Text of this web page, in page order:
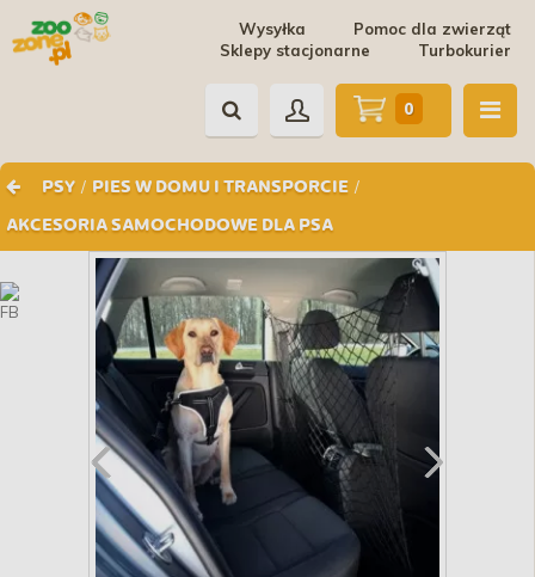
Pomoc dla zwierząt
Wysyłka
Turbokurier
Sklepy stacjonarne
PSY / PIES W DOMU I TRANSPORCIE /
AKCESORIA SAMOCHODOWE DLA PSA
0